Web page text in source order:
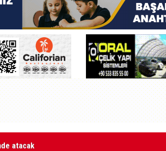
karşıya kalınmaması adına harekete geçtik